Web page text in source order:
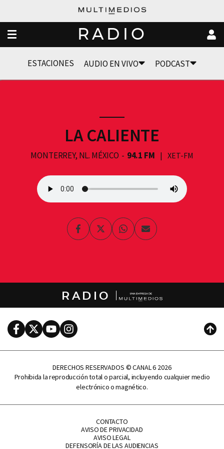
RADIO
ESTACIONES AUDIO EN VIVO PODCAST
LA CALIENTE
MONTERREY, NL. MÉXICO 94.1 FM XET-FM
FacebookTwitterWhatsapp
Enviar
por
RADIO
FacebookTwitterYoutubeInstagram
DERECHOS RESERVADOS © CANAL 6 2026
Prohibida la reproducción total o parcial, incluyendo cualquier medio
electrónico o magnético.
CONTACTO
AVISO DE PRIVACIDAD
AVISO LEGAL
DEFENSORÍA DE LAS AUDIENCIAS